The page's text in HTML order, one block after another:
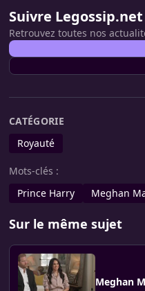
Suivre Legossip.net
Retrouvez toutes nos
CATÉGORIE
Royauté
Mots-clés :
Prince Harry
Meghan
Sur le même sujet
Meghan